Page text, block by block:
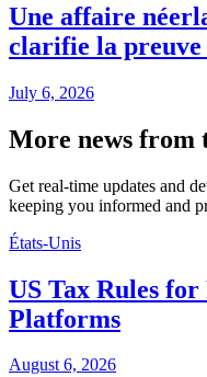
Une affaire
clarifie la
July 6, 2026
More news from
Get real-time updates and
keeping you informed and
États-Unis
US Tax Rules
Platforms
August 6, 2026